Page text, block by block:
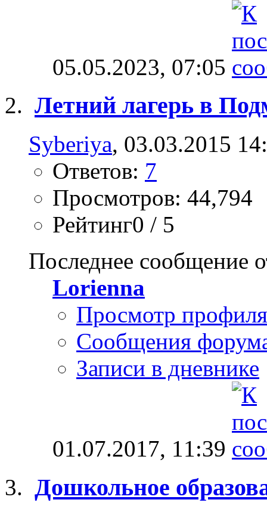
05.05.2023, 07:05
Летний лагерь в
Syberiya, 03.03.2015
Ответов: 7
Просмотров: 44,794
Рейтинг0 / 5
Последнее сообщение
Lorienna
Просмотр профиля
Сообщения
Записи в дневнике
01.07.2017, 11:39
Дошкольное